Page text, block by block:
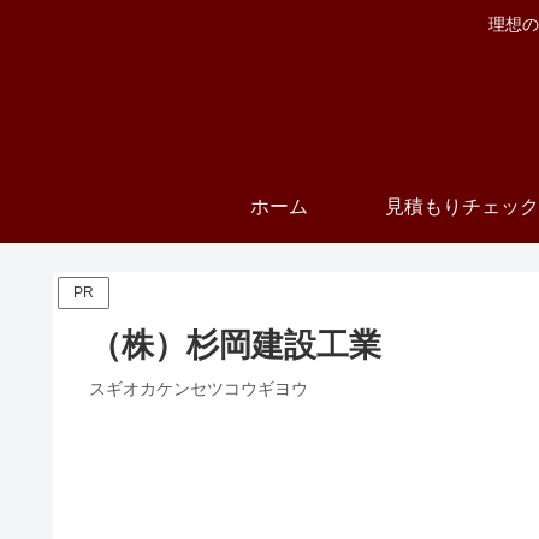
理想
ホーム 見積もりチェッ
PR
（株）杉岡建設工業
スギオカケンセツコウギヨウ